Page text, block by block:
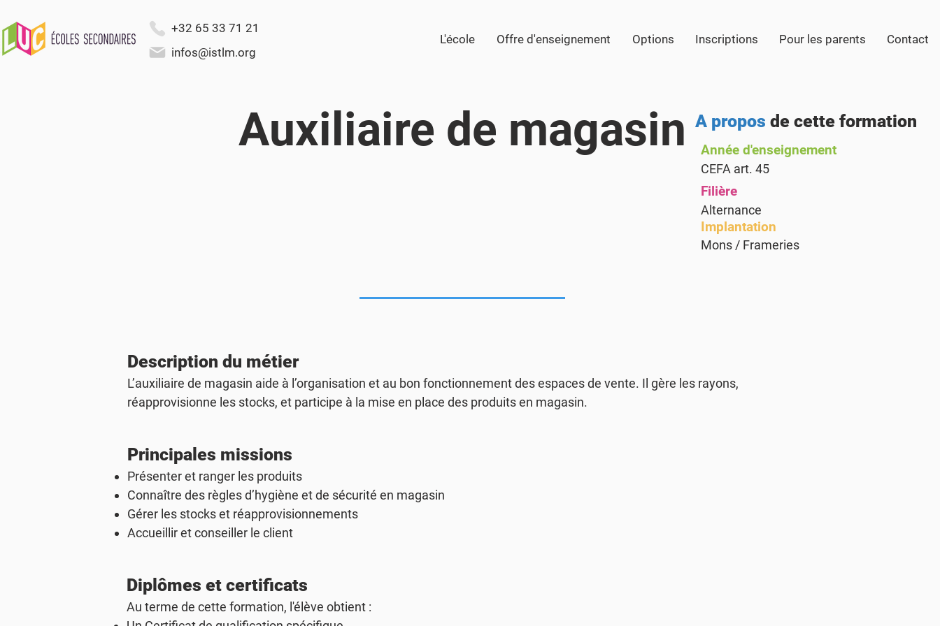
+32 65 33 71 21
infos@istlm.org
L'école Offre d'enseignement Options Inscriptions Pour les parents Contact
Auxiliaire de magasin A propos de cette formation
Année d'enseignement
CEFA art. 45
Filière
Alternance
Implantation
Mons / Frameries
Description du métier
L’auxiliaire de magasin aide à l’organisation et au bon fonctionnement des espaces de vente. Il gère les rayons,
réapprovisionne les stocks, et participe à la mise en place des produits en magasin.
Principales missions
Présenter et ranger les produits
Connaître des règles d’hygiène et de sécurité en magasin
Gérer les stocks et réapprovisionnements
Accueillir et conseiller le client
Diplômes et certificats
Au terme de cette formation, l'élève obtient :